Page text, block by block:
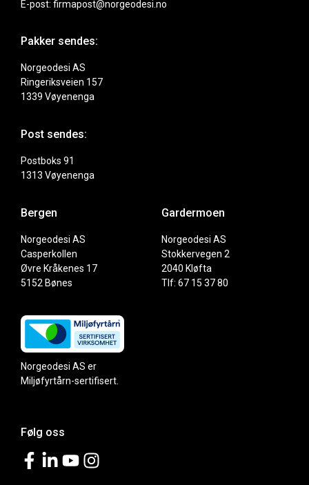
E-post: firmapost@norgeodesi.no
Pakker sendes:
Norgeodesi AS
Ringeriksveien 157
1339 Vøyenenga
Post sendes:
Postboks 91
1313 Vøyenenga
Bergen
Norgeodesi AS
Casperkollen
Øvre Kråkenes 17
5152 Bønes
Gardermoen
Norgeodesi AS
Stokkervegen 2
2040 Kløfta
Tlf: 67 15 37 80
Norgeodesi AS er
Miljøfyrtårn-sertifisert.
Følg oss